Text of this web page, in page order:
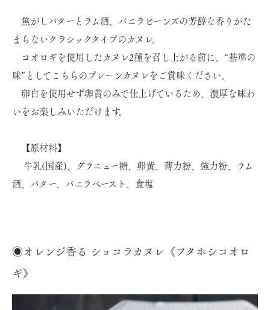
焦がしバターとラム酒、バニラビーンズの芳醇な香りがた
まらないクラシックタイプのカヌレ。
コオロギを使用したカヌレ2種を召し上がる前に、“基準の
味”としてこちらのプレーンカヌレをご賞味ください。
卵白を使用せず卵黄のみで仕上げているため、濃厚な味わ
いをお楽しみいただけます。
【原材料】
牛乳(国産)、グラニュー糖、卵黄、薄力粉、強力粉、ラム
酒、バター、バニラペースト、食塩
◉オレンジ香る ショコラカヌレ《フタホシコオロ
ギ》